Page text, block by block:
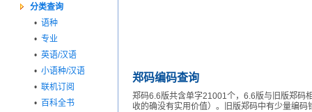
分类查询
• 语种
• 专业
• 英语/汉语
• 小语种/汉语
• 联机订阅
• 百科全书
郑码编码查询
郑码6.6版共含单字21001个，6.6版与旧版郑码
收的确没有实用价值）。旧版郑码中有少量编